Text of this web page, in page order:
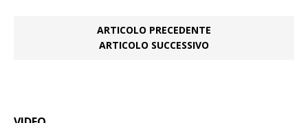
ARTICOLO PRECEDENTE
ARTICOLO SUCCESSIVO